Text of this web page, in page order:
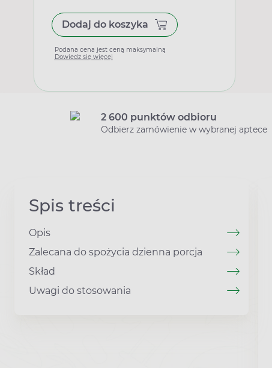
Dodaj do koszyka
Podana cena jest ceną maksymalną
Dowiedz się więcej
2 600 punktów odbioru
Odbierz zamówienie w wybranej aptece
Spis treści
Opis
Zalecana do spożycia dzienna porcja
Skład
Uwagi do stosowania